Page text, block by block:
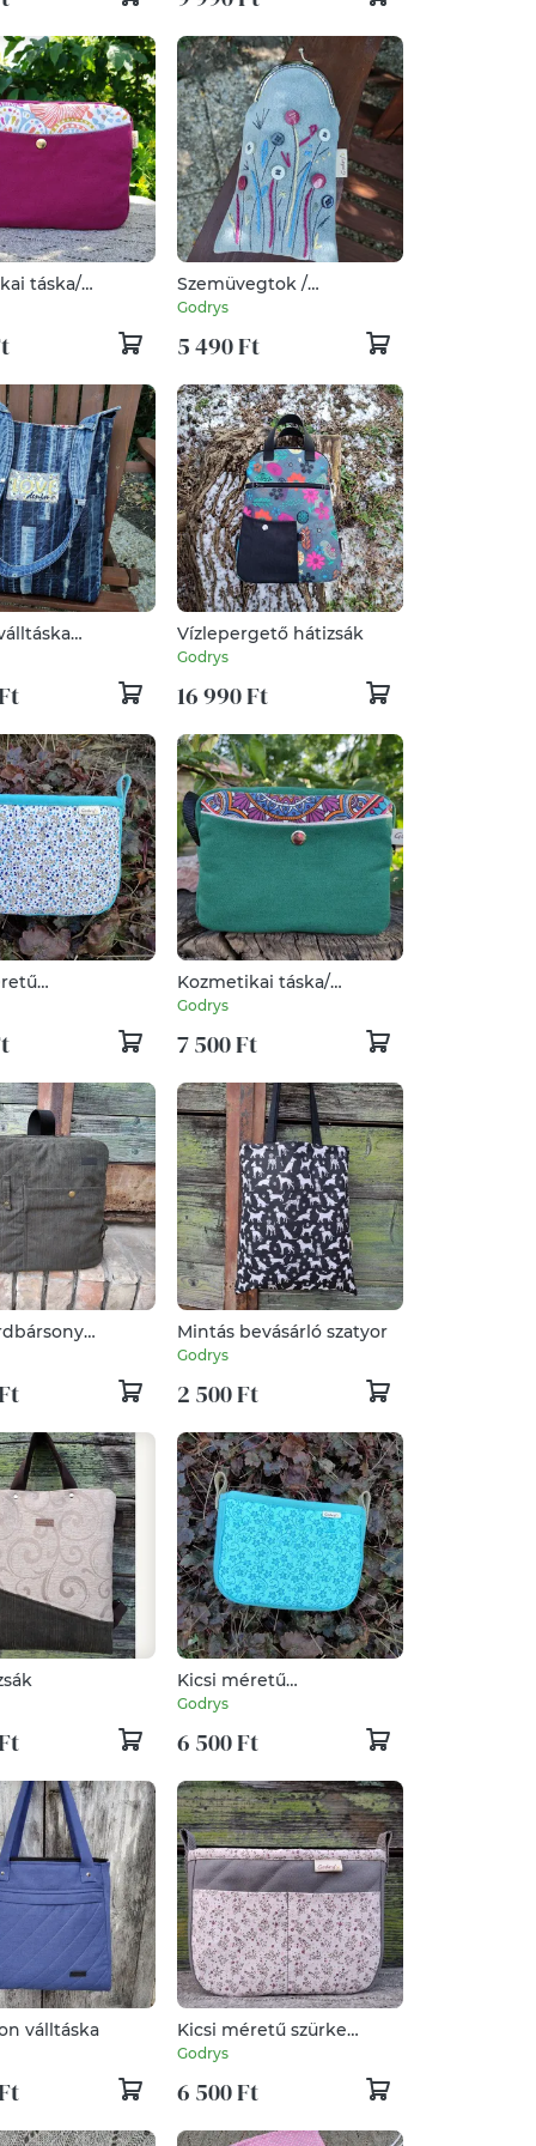
táska/
piperetáska
Szemüvegtok /
napszemüvegtok
Godrys
5 490 Ft
Vízlepergető hátizsák
Godrys
16 990 Ft
Kozmetikai táska/
neszeszer/ piperetáska
Godrys
7 500 Ft
Mintás bevásárló szatyor
Godrys
2 500 Ft
Kicsi méretű
táskarendező
Godrys
6 500 Ft
válltáska
Kicsi méretű szürke
táskarendező
Godrys
6 500 Ft